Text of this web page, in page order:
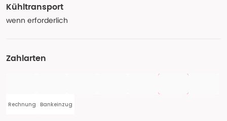
Kühltransport
wenn erforderlich
Zahlarten
Rechnung Bankeinzug